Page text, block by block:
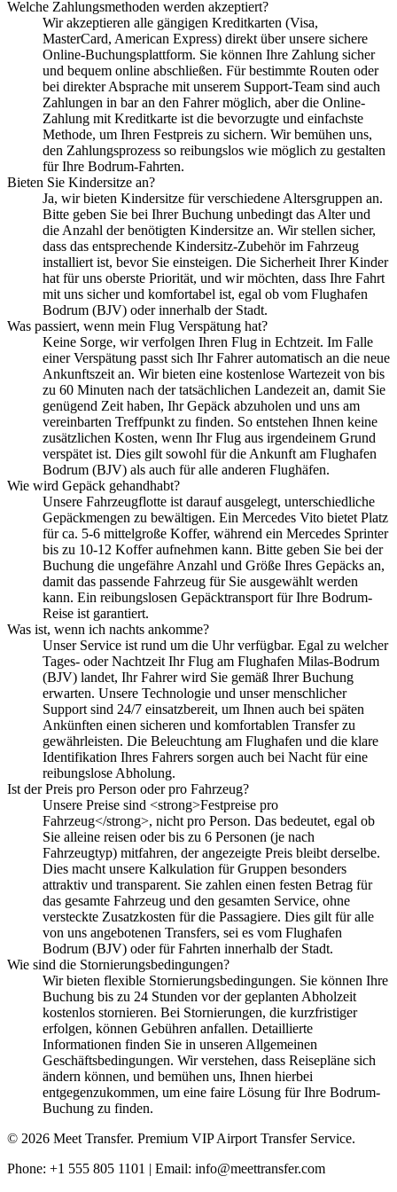
Welche Zahlungsmethoden werden akzeptiert?
Wir akzeptieren alle gängigen Kreditkarten (Visa,
MasterCard, American Express) direkt über unsere sichere
Online-Buchungsplattform. Sie können Ihre Zahlung sicher
und bequem online abschließen. Für bestimmte Routen oder
bei direkter Absprache mit unserem Support-Team sind auch
Zahlungen in bar an den Fahrer möglich, aber die Online-
Zahlung mit Kreditkarte ist die bevorzugte und einfachste
Methode, um Ihren Festpreis zu sichern. Wir bemühen uns,
den Zahlungsprozess so reibungslos wie möglich zu gestalten
für Ihre Bodrum-Fahrten.
Bieten Sie Kindersitze an?
Ja, wir bieten Kindersitze für verschiedene Altersgruppen an.
Bitte geben Sie bei Ihrer Buchung unbedingt das Alter und
die Anzahl der benötigten Kindersitze an. Wir stellen sicher,
dass das entsprechende Kindersitz-Zubehör im Fahrzeug
installiert ist, bevor Sie einsteigen. Die Sicherheit Ihrer Kinder
hat für uns oberste Priorität, und wir möchten, dass Ihre Fahrt
mit uns sicher und komfortabel ist, egal ob vom Flughafen
Bodrum (BJV) oder innerhalb der Stadt.
Was passiert, wenn mein Flug Verspätung hat?
Keine Sorge, wir verfolgen Ihren Flug in Echtzeit. Im Falle
einer Verspätung passt sich Ihr Fahrer automatisch an die neue
Ankunftszeit an. Wir bieten eine kostenlose Wartezeit von bis
zu 60 Minuten nach der tatsächlichen Landezeit an, damit Sie
genügend Zeit haben, Ihr Gepäck abzuholen und uns am
vereinbarten Treffpunkt zu finden. So entstehen Ihnen keine
zusätzlichen Kosten, wenn Ihr Flug aus irgendeinem Grund
verspätet ist. Dies gilt sowohl für die Ankunft am Flughafen
Bodrum (BJV) als auch für alle anderen Flughäfen.
Wie wird Gepäck gehandhabt?
Unsere Fahrzeugflotte ist darauf ausgelegt, unterschiedliche
Gepäckmengen zu bewältigen. Ein Mercedes Vito bietet Platz
für ca. 5-6 mittelgroße Koffer, während ein Mercedes Sprinter
bis zu 10-12 Koffer aufnehmen kann. Bitte geben Sie bei der
Buchung die ungefähre Anzahl und Größe Ihres Gepäcks an,
damit das passende Fahrzeug für Sie ausgewählt werden
kann. Ein reibungslosen Gepäcktransport für Ihre Bodrum-
Reise ist garantiert.
Was ist, wenn ich nachts ankomme?
Unser Service ist rund um die Uhr verfügbar. Egal zu welcher
Tages- oder Nachtzeit Ihr Flug am Flughafen Milas-Bodrum
(BJV) landet, Ihr Fahrer wird Sie gemäß Ihrer Buchung
erwarten. Unsere Technologie und unser menschlicher
Support sind 24/7 einsatzbereit, um Ihnen auch bei späten
Ankünften einen sicheren und komfortablen Transfer zu
gewährleisten. Die Beleuchtung am Flughafen und die klare
Identifikation Ihres Fahrers sorgen auch bei Nacht für eine
reibungslose Abholung.
Ist der Preis pro Person oder pro Fahrzeug?
Unsere Preise sind <strong>Festpreise pro
Fahrzeug</strong>, nicht pro Person. Das bedeutet, egal ob
Sie alleine reisen oder bis zu 6 Personen (je nach
Fahrzeugtyp) mitfahren, der angezeigte Preis bleibt derselbe.
Dies macht unsere Kalkulation für Gruppen besonders
attraktiv und transparent. Sie zahlen einen festen Betrag für
das gesamte Fahrzeug und den gesamten Service, ohne
versteckte Zusatzkosten für die Passagiere. Dies gilt für alle
von uns angebotenen Transfers, sei es vom Flughafen
Bodrum (BJV) oder für Fahrten innerhalb der Stadt.
Wie sind die Stornierungsbedingungen?
Wir bieten flexible Stornierungsbedingungen. Sie können Ihre
Buchung bis zu 24 Stunden vor der geplanten Abholzeit
kostenlos stornieren. Bei Stornierungen, die kurzfristiger
erfolgen, können Gebühren anfallen. Detaillierte
Informationen finden Sie in unseren Allgemeinen
Geschäftsbedingungen. Wir verstehen, dass Reisepläne sich
ändern können, und bemühen uns, Ihnen hierbei
entgegenzukommen, um eine faire Lösung für Ihre Bodrum-
Buchung zu finden.
© 2026 Meet Transfer. Premium VIP Airport Transfer Service.
Phone: +1 555 805 1101 | Email: info@meettransfer.com